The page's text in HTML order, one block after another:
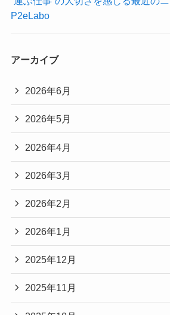
P2eLabo
アーカイブ
2026年6月
2026年5月
2026年4月
2026年3月
2026年2月
2026年1月
2025年12月
2025年11月